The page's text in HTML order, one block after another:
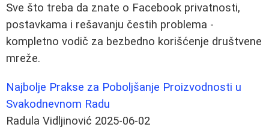
Sve što treba da znate o Facebook privatnosti,
postavkama i rešavanju čestih problema -
kompletno vodič za bezbedno korišćenje društvene
mreže.
Najbolje Prakse za Poboljšanje Proizvodnosti u
Svakodnevnom Radu
Radula Vidljinović 2025-06-02